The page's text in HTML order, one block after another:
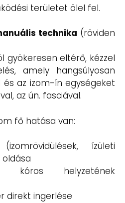
területet ölel fel.
technika (röviden
gyökeresen eltérő, kézzel
amely hangsúlyosan
és az izom-ín egységeket
az ún. fasciával.
fő hatása van:
ízületi
kóros helyzetének
direkt ingerlése